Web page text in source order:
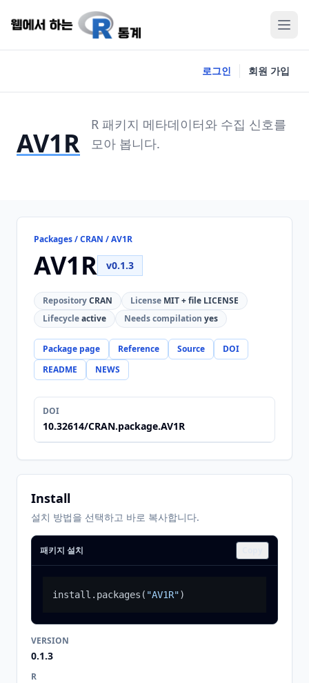
로그인 회원 가입
AV1R
R 패키지 메타데이터와 수집 신호를
모아 봅니다.
Packages / CRAN / AV1R
AV1R v0.1.3
RepositoryCRAN License MIT + file LICENSE
Lifecycleactive Needs compilation yes
Package page Reference Source
DOI
README
NEWS
DOI
10.32614/CRAN.package.AV1R
Install
설치 방법을 선택하고 바로 복사합니다.
패키지 설치
install.packages ( "AV1R")
VERSION
0.1.3
R